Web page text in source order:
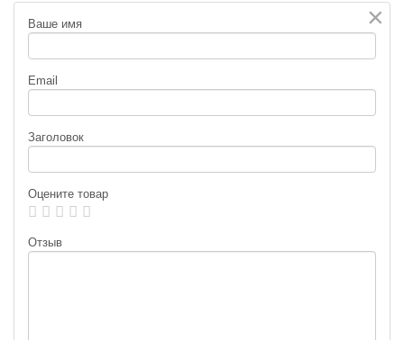
×
Ваше имя
Email
Заголовок
Оцените товар
Отзыв